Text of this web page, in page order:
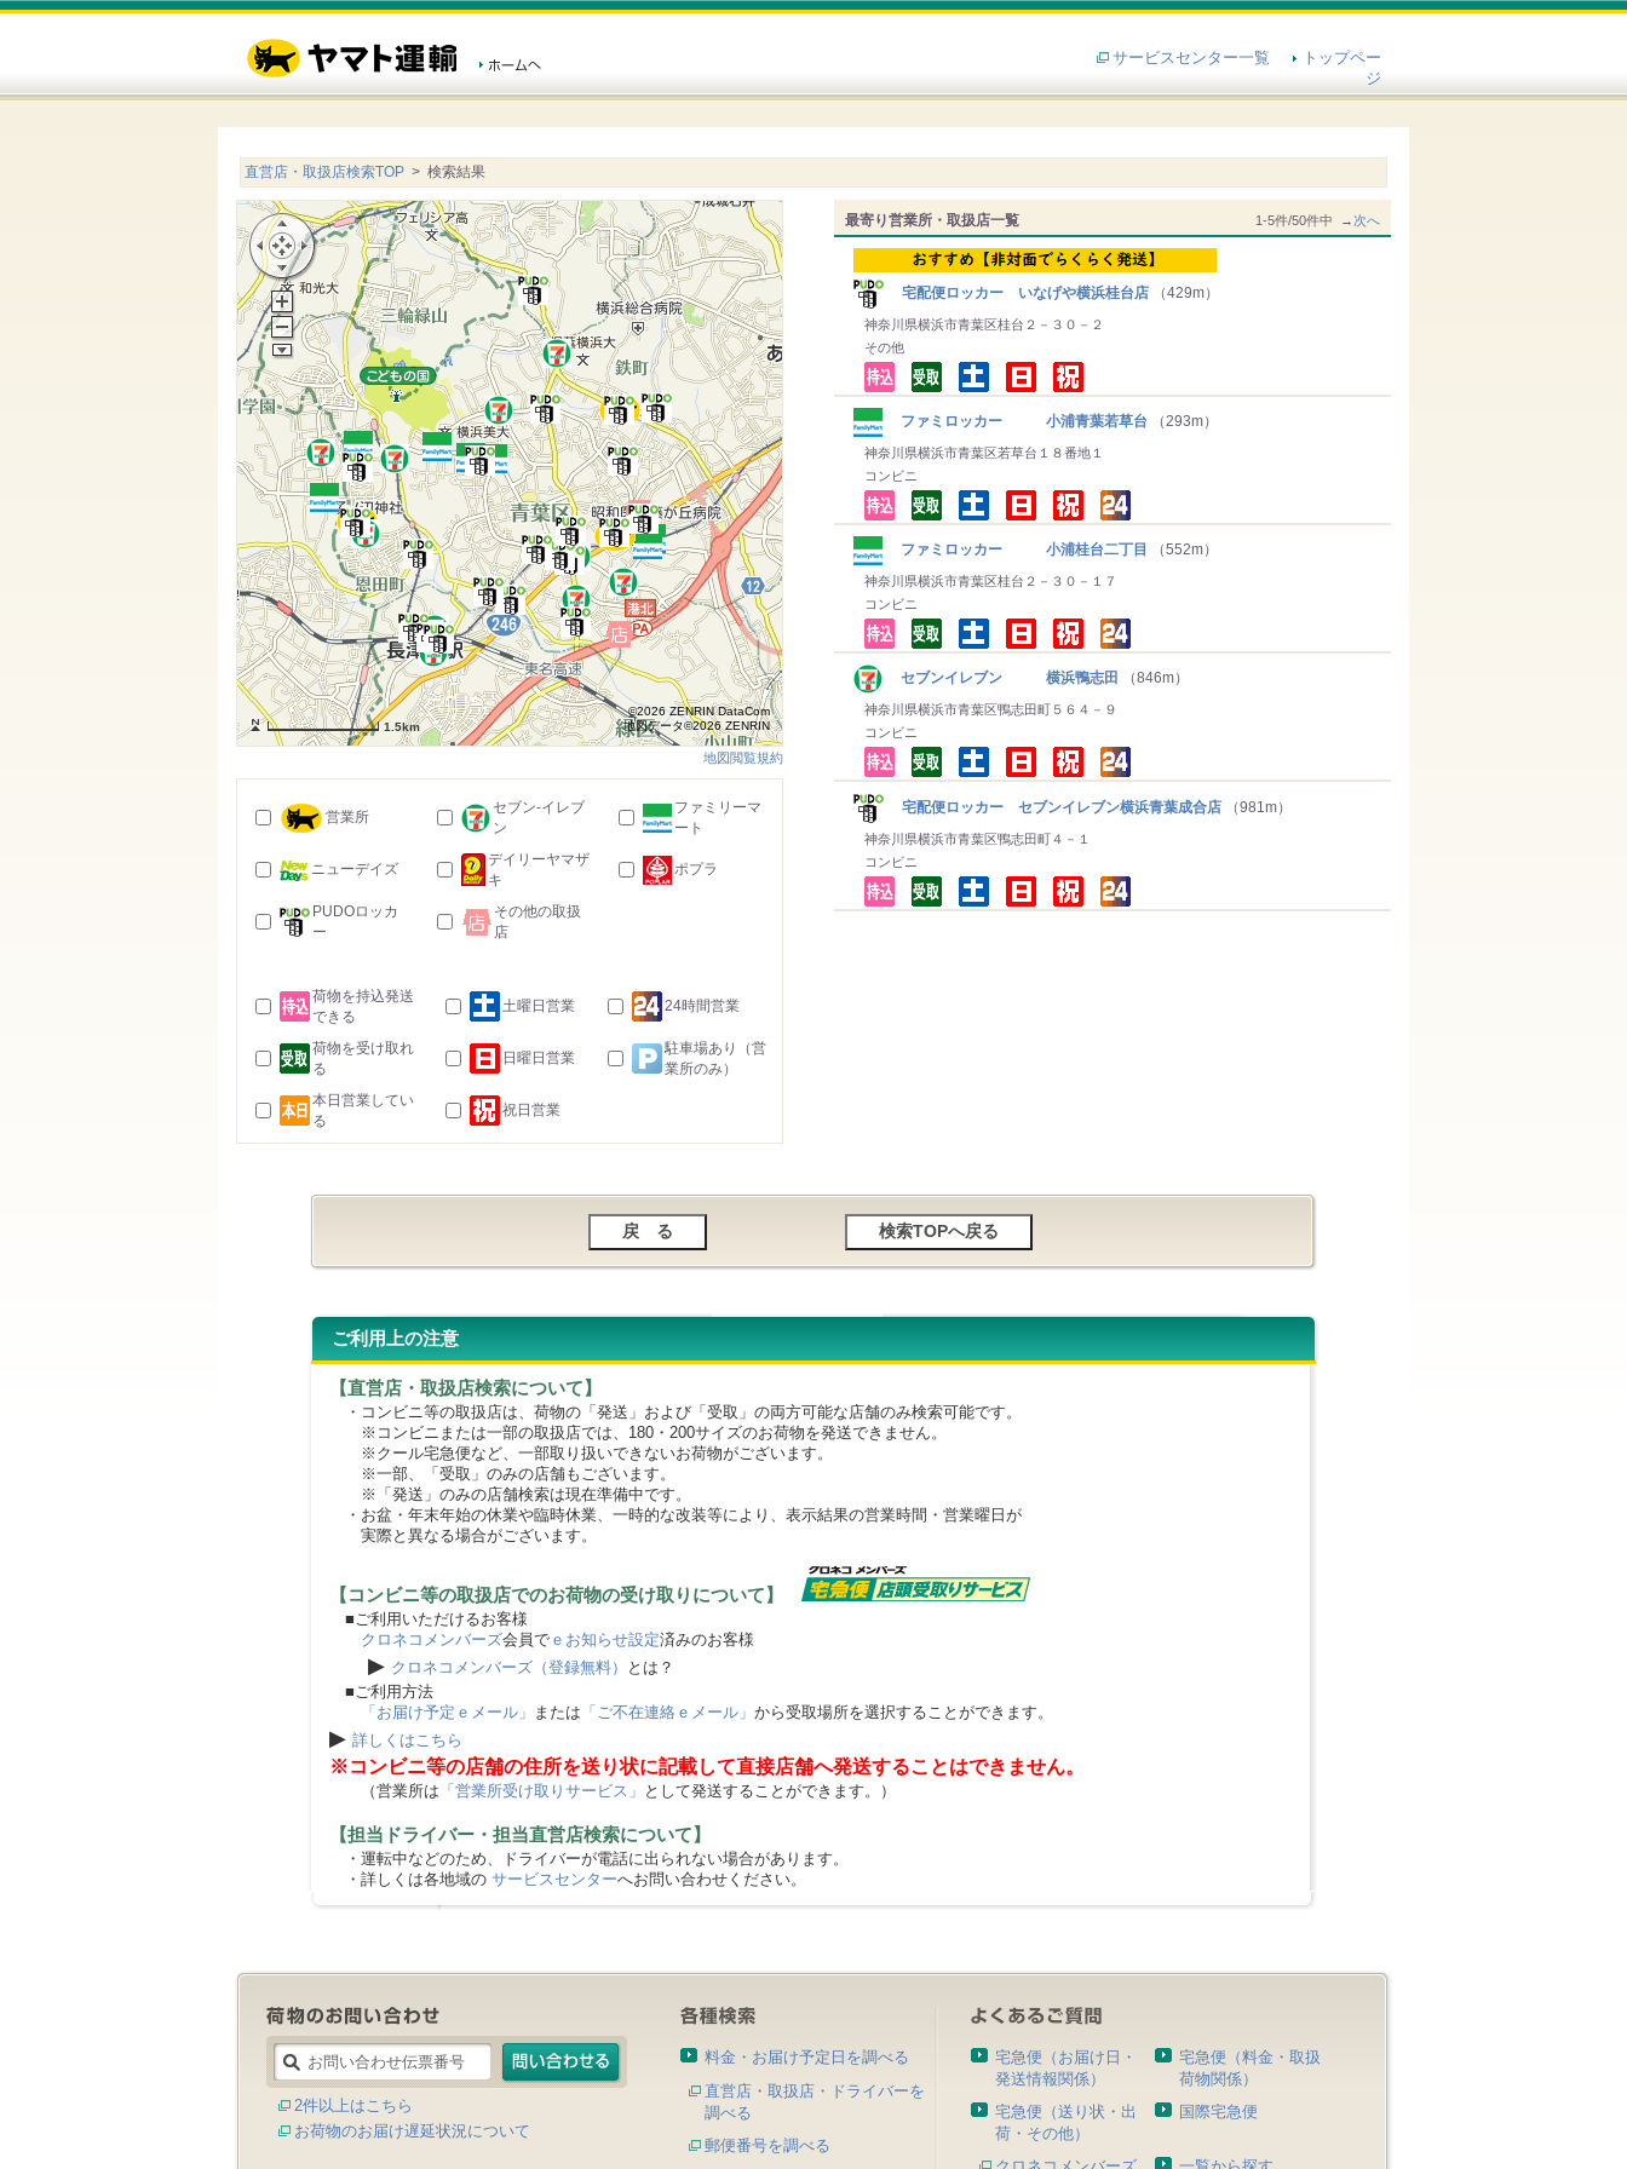
サービスセンター一覧
トップペー
ジ
直営店・取扱店検索TOP > 検索結果
最寄り営業所・取扱店一覧 1-5件/50件中 →次へ
宅配便ロッカー いなげや横浜桂台店 （429m）
神奈川県横浜市青葉区桂台２－３０－２
その他
ファミロッカー 小浦青葉若草台 （293m）
神奈川県横浜市青葉区若草台１８番地１
コンビニ
ファミロッカー 小浦桂台二丁目 （552m）
神奈川県横浜市青葉区桂台２－３０－１７
コンビニ
セブンイレブン 横浜鴨志田 （846m）
神奈川県横浜市青葉区鴨志田町５６４－９
コンビニ
宅配便ロッカー セブンイレブン横浜青葉成合店 （981m）
神奈川県横浜市青葉区鴨志田町４－１
コンビニ
1.5km
©2026 ZENRIN DataCom
地図データ©2026 ZENRIN
地図閲覧規約
営業所
セブン-イレブ
ン
ファミリーマ
ート
ニューデイズ
デイリーヤマザ
キ
ポプラ
PUDOロッカ
ー
その他の取扱
店
荷物を持込発送
できる
土曜日営業 24時間営業
荷物を受け取れ
る
日曜日営業
駐車場あり（営
業所のみ）
本日営業してい
る
祝日営業
ご利用上の注意
【直営店・取扱店検索について】
・コンビニ等の取扱店は、荷物の「発送」および「受取」の両方可能な店舗のみ検索可能です。
※コンビニまたは一部の取扱店では、180・200サイズのお荷物を発送できません。
※クール宅急便など、一部取り扱いできないお荷物がございます。
※一部、「受取」のみの店舗もございます。
※「発送」のみの店舗検索は現在準備中です。
・お盆・年末年始の休業や臨時休業、一時的な改装等により、表示結果の営業時間・営業曜日が
実際と異なる場合がございます。
【コンビニ等の取扱店でのお荷物の受け取りについて】
■ご利用いただけるお客様
クロネコメンバーズ会員で ｅお知らせ設定済みのお客様
▶ クロネコメンバーズ（登録無料）
とは？
■ご利用方法
「お届け予定ｅメール」 または 「ご不在連絡ｅメール」 から受取場所を選択することができます。
▶ 詳しくはこちら
※コンビニ等の店舗の住所を送り状に記載して直接店舗へ発送することはできません。
（営業所は 「営業所受け取りサービス」 として発送することができます。）
【担当ドライバー・担当直営店検索について】
・運転中などのため、ドライバーが電話に出られない場合があります。
・詳しくは各地域の サービスセンターへお問い合わせください。
2件以上はこちら
お荷物のお届け遅延状況について
料金・お届け予定日を調べる
直営店・取扱店・ドライバーを
調べる
郵便番号を調べる
宅急便（お届け日・
発送情報関係）
宅急便（料金・取扱
荷物関係）
宅急便（送り状・出
荷・その他）
国際宅急便